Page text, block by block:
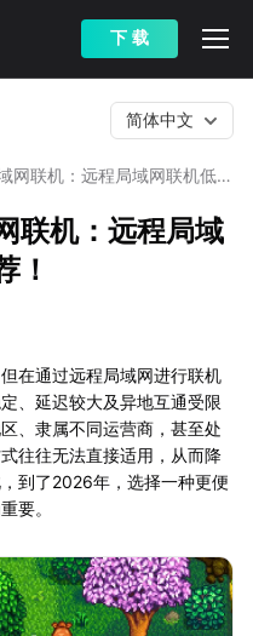
下 载
网联机：远程局域网联机低延
简体中文
联机：远程局域
！
在通过远程局域网进行联机
、延迟较大及异地互通受限
、隶属不同运营商，甚至处
往往无法直接适用，从而降
到了2026年，选择一种更便
要。